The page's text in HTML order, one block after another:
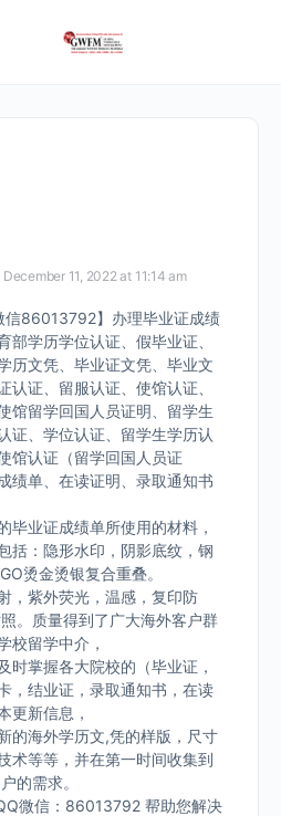
December 11, 2022 at 11:14 am
信86013792】办理毕业证成绩
部学历学位认证、假毕业证、
历文凭、毕业证文凭、毕业文
认证、留服认证、使馆认证、
馆留学回国人员证明、留学生
证、学位认证、留学生学历认
馆认证（留学回国人员证
绩单、在读证明、录取通知书
毕业证成绩单所使用的材料，
括：隐形水印，阴影底纹，钢
烫金烫银复合重叠。
，紫外荧光，温感，复印防
。质量得到了广大海外客户群
校留学中介，
时掌握各大院校的（毕业证，
，结业证，录取通知书，在读
更新信息，
的海外学历文,凭的样版，尺寸
术等等，并在第一时间收集到
的需求。
微信：86013792 帮助您解决